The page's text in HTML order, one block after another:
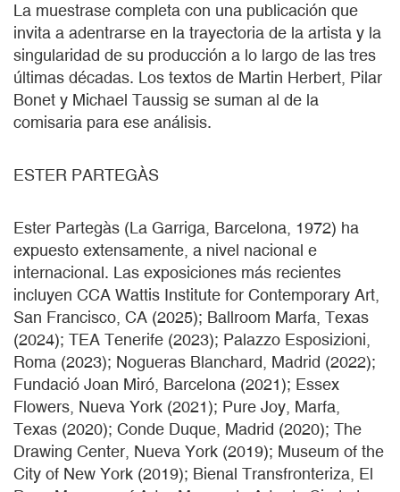
La muestrase completa con una publicación que
invita a adentrarse en la trayectoria de la artista y la
singularidad de su producción a lo largo de las tres
últimas décadas. Los textos de Martin Herbert, Pilar
Bonet y Michael Taussig se suman al de la
comisaria para ese análisis.
ESTER PARTEGÀS
Ester Partegàs (La Garriga, Barcelona, ​​1972) ha
expuesto extensamente, a nivel nacional e
internacional. Las exposiciones más recientes
incluyen CCA Wattis Institute for Contemporary Art,
San Francisco, CA (2025); Ballroom Marfa, Texas
(2024); TEA Tenerife (2023); Palazzo Esposizioni,
Roma (2023); Nogueras Blanchard, Madrid (2022);
Fundació Joan Miró, Barcelona (2021); Essex
Flowers, Nueva York (2021); Pure Joy, Marfa,
Texas (2020); Conde Duque, Madrid (2020); The
Drawing Center, Nueva York (2019); Museum of the
City of New York (2019); Bienal Transfronteriza, El